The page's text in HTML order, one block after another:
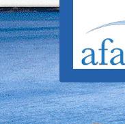
Skip to main content